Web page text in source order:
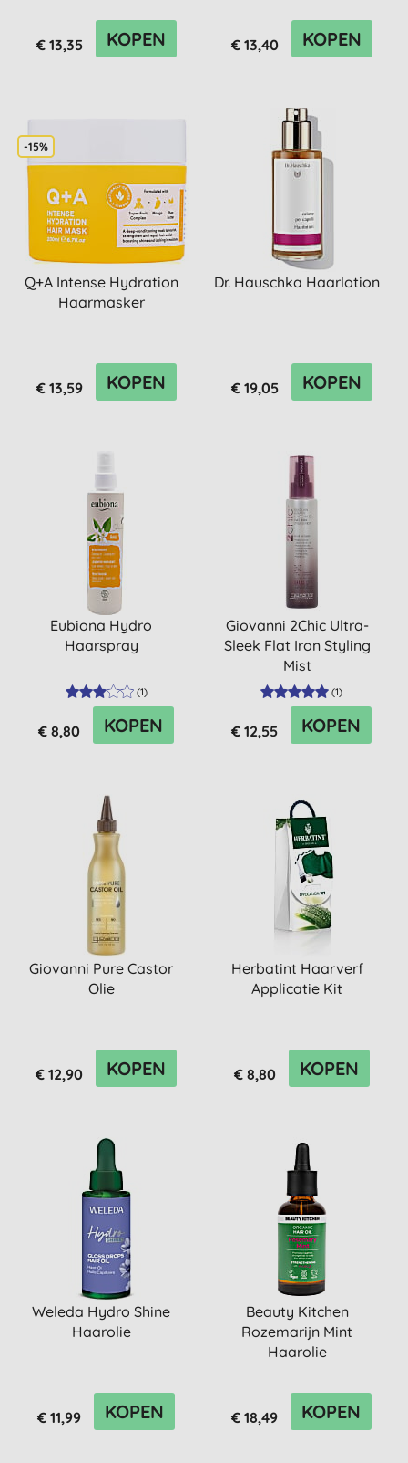
€ 13,35 KOPEN € 13,40 KOPEN
-15%
Q+A Intense Hydration
Haarmasker
€ 13,59 KOPEN
Dr. Hauschka Haarlotion
€ 19,05 KOPEN
Eubiona Hydro
Haarspray
(1)
€ 8,80 KOPEN
Giovanni 2Chic Ultra-
Sleek Flat Iron Styling
Mist
(1)
€ 12,55 KOPEN
Giovanni Pure Castor
Olie
€ 12,90 KOPEN
Herbatint Haarverf
Applicatie Kit
€ 8,80 KOPEN
Weleda Hydro Shine
Haarolie
€ 11,99 KOPEN
Beauty Kitchen
Rozemarijn Mint
Haarolie
€ 18,49 KOPEN